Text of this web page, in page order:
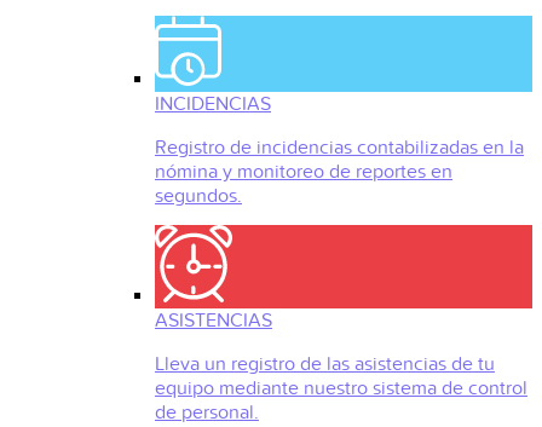
INCIDENCIAS
Registro de incidencias contabilizadas en la
nómina y monitoreo de reportes en
segundos.
ASISTENCIAS
Lleva un registro de las asistencias de tu
equipo mediante nuestro sistema de control
de personal.